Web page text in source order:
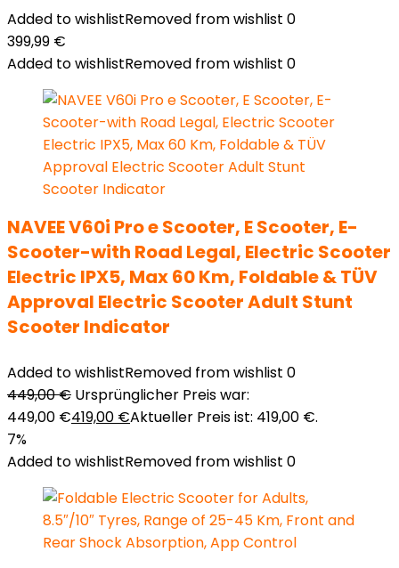
Added to wishlistRemoved from wishlist 0
399,99 €
Added to wishlistRemoved from wishlist 0
NAVEE V60i Pro e Scooter, E Scooter, E-
Scooter-with Road Legal, Electric Scooter
Electric IPX5, Max 60 Km, Foldable & TÜV
Approval Electric Scooter Adult Stunt
Scooter Indicator
Added to wishlistRemoved from wishlist 0
449,00€ Ursprünglicher Preis war:
449,00 €419,00 €Aktueller Preis ist: 419,00 €.
7%
Added to wishlistRemoved from wishlist 0